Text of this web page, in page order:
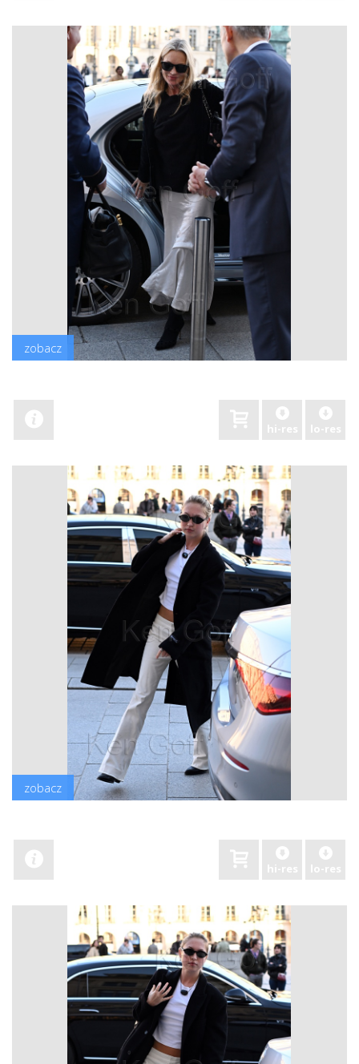
zobacz
hi-res lo-res
zobacz
hi-res lo-res